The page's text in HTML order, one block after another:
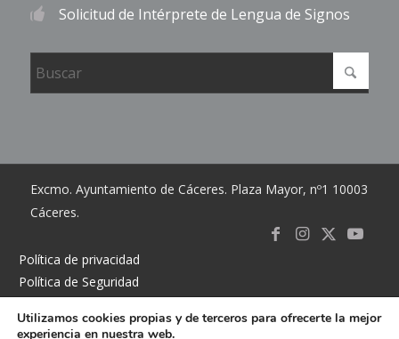
Solicitud de Intérprete de Lengua de Signos
Excmo. Ayuntamiento de Cáceres. Plaza Mayor, nº1 10003
Cáceres.
Política de privacidad
Política de Seguridad
Accesibilidad
Utilizamos cookies propias y de terceros para ofrecerte la mejor
experiencia en nuestra web.